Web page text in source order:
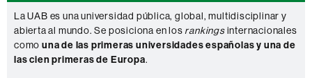
La UAB es una universidad pública, global, multidisciplinar y
abierta al mundo. Se posiciona en los rankingsinternacionales
como una de las primeras universidades españolas y una de
las cien primeras de Europa.